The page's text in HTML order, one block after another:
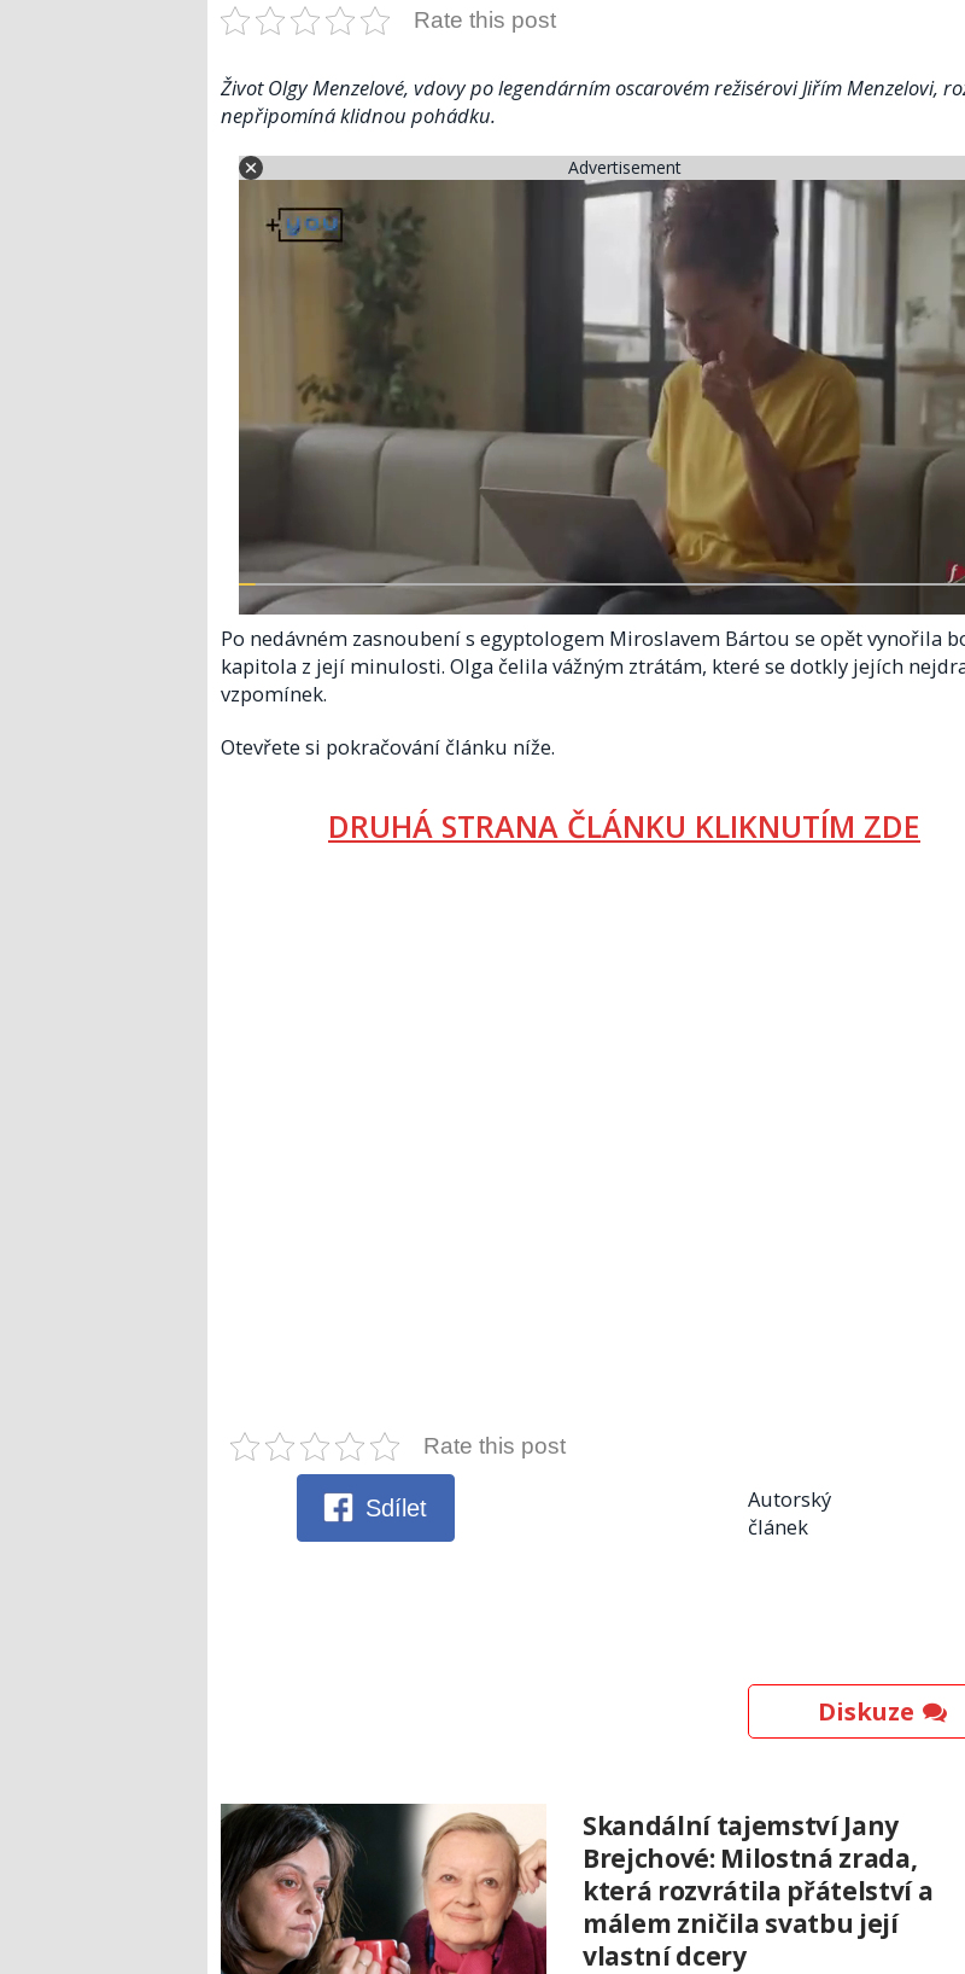
Rate this post
Život Olgy Menzelové, vdovy po legendárním oscarovém režisérovi Jiřím Menzelovi,
nepřipomíná klidnou pohádku.
Advertisement
Po nedávném zasnoubení s egyptologem Miroslavem Bártou se opět vynořila
kapitola z její minulosti. Olga čelila vážným ztrátám, které se dotkly jejích
vzpomínek.
Otevřete si pokračování článku níže.
DRUHÁ STRANA ČLÁNKU KLIKNUTÍM ZDE
Rate this post
Sdílet
Autorský
článek
Diskuze
Skandální tajemství Jany
Brejchové: Milostná zrada,
která rozvrátila přátelství a
málem zničila svatbu její
vlastní dcery